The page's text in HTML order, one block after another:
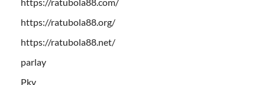
https://ratubola88.org/
https://ratubola88.net/
parlay
Pkv